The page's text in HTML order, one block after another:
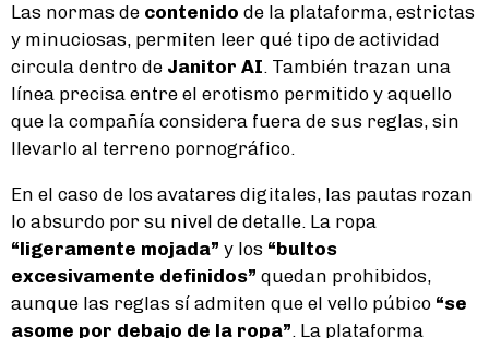
Las normas de contenido de la plataforma, estrictas
y minuciosas, permiten leer qué tipo de actividad
circula dentro de Janitor AI. También trazan una
línea precisa entre el erotismo permitido y aquello
que la compañía considera fuera de sus reglas, sin
llevarlo al terreno pornográfico.
En el caso de los avatares digitales, las pautas rozan
lo absurdo por su nivel de detalle. La ropa
“ligeramente mojada” y los “bultos
excesivamente definidos” quedan prohibidos,
aunque las reglas sí admiten que el vello púbico “se
asome por debajo de la ropa”. La plataforma